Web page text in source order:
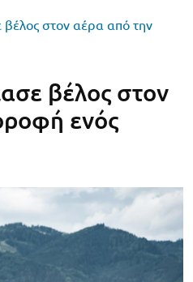
βέλος στον αέρα από την
βέλος στον
ενός